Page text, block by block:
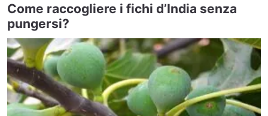
Come raccogliere i fichi d’India senza
pungersi?